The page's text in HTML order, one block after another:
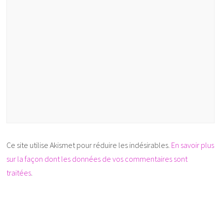
Ce site utilise Akismet pour réduire les indésirables. En savoir plus
sur la façon dont les données de vos commentaires sont
traitées.